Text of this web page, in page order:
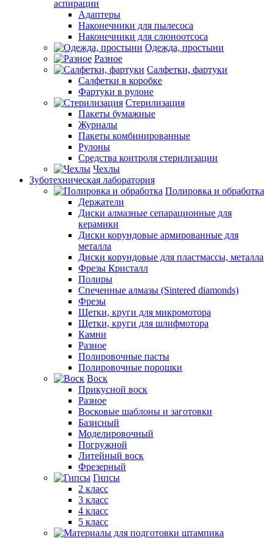
аспирации
Адаптеры
Наконечники для пылесоса
Наконечники для слюноотсоса
Одежда, простыни
Разное
Салфетки, фартуки
Салфетки в коробке
Фартуки в рулоне
Стерилизация
Пакеты бумажные
Журналы
Пакеты комбинированные
Рулоны
Средства контроля стерилизации
Чехлы
Зуботехническая лаборатория
Полировка и обработка
Держатели
Диски алмазные сепарационные для
керамики
Диски корундовые армированные для
металла
Диски корундовые для пластмассы, металла
Фрезы Кристалл
Полиры
Спеченные алмазы (Sintered diamonds)
Фрезы
Щетки, круги для микромотора
Щетки, круги для шлифмотора
Камни
Разное
Полировочные пасты
Полировочные порошки
Воск
Прикусной воск
Разное
Восковые шаблоны и заготовки
Базисный
Моделировочный
Погружной
Литейный воск
Фрезерный
Гипсы
2 класс
3 класс
4 класс
5 класс